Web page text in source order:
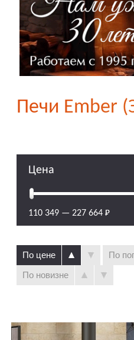
Печи Ember
Цена
110 349 —227 664
По цене
По
По новизне